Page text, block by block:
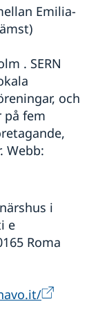
Emilia-
. SERN
och
på fem
Webb:
i
e
Roma